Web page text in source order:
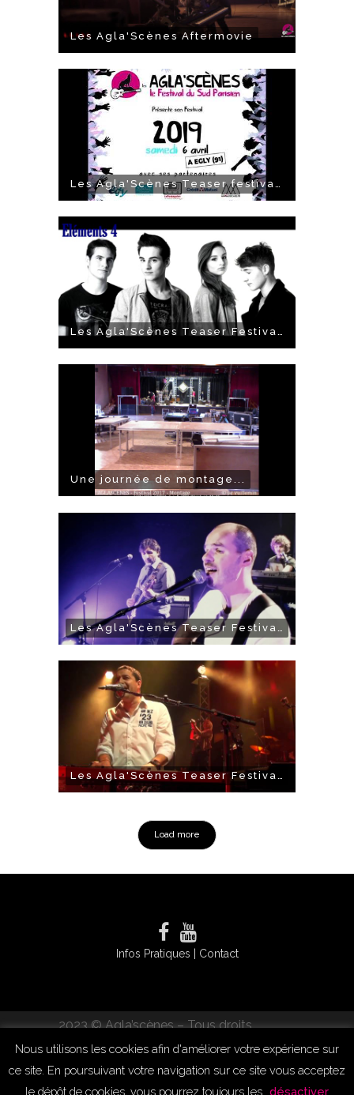
Les Agla'Scènes Aftermovie
Les Agla'Scènes Teaser festival 2019
Les Agla'Scènes Teaser Festival 2018
Une journée de montage...
Load more
Infos Pratiques Contact
2023 © Agla’scènes – Tous droits
réservés – ConceptionAmélie Cornu
Mentions Légales| Politique de
Nous utilisons les cookies afin d'améliorer votre expérience sur
ce site. En poursuivant votre navigation sur ce site vous acceptez
le dépôt de cookies, vous pourrez toujours les désactiver